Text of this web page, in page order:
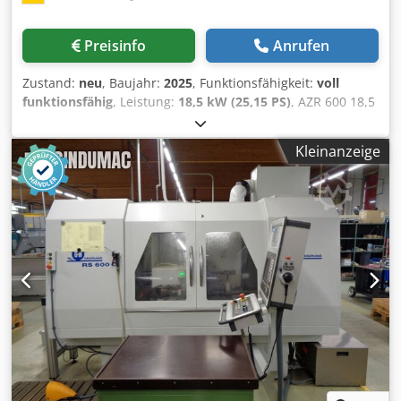
Preisinfo Anrufen
Zustand: neu, Baujahr: 2025, Funktionsfähigkeit: voll
funktionsfähig, Leistung: 18,5 kW (25,15 PS), AZR 600 18,5
KW 30 Rundmesser mit geschweißten Messerträgern inkl.
2 Messereihe = 30 Messer "V5" Sieb 15/20mm Dsdpfxji Hb
Iae Adwjkr Schräges Maschinengestell Schieber mit
Niederhalter Schwingungsdämpfende Maschinenfüße
Automatischer Sterndreieckanlauf Automatische
Abschaltung bei leerem Trichter Schaltschrank mit 5m
Kabel und über SPS gesteuert Zufuhröffnung: 600 x 800
mm Trichterinhalt: 0,6 m³ Rotor-Ø: 252 mm Hauptmotor:
18,5 kW - 400 V - 50 Hz - 3 Ph. Hydraulikmotor:0,75 kW - 400
V - 50 Hz - 3 Ph. weitere Infos zu unserem Messersystem:
reinbold-entsorgungstechnik.com/files/prospekte/messer-
rotor-sys teme-2021.pdf -Technische Änderungen und
Irrtümer vorbehalten-
Kleinanzeige